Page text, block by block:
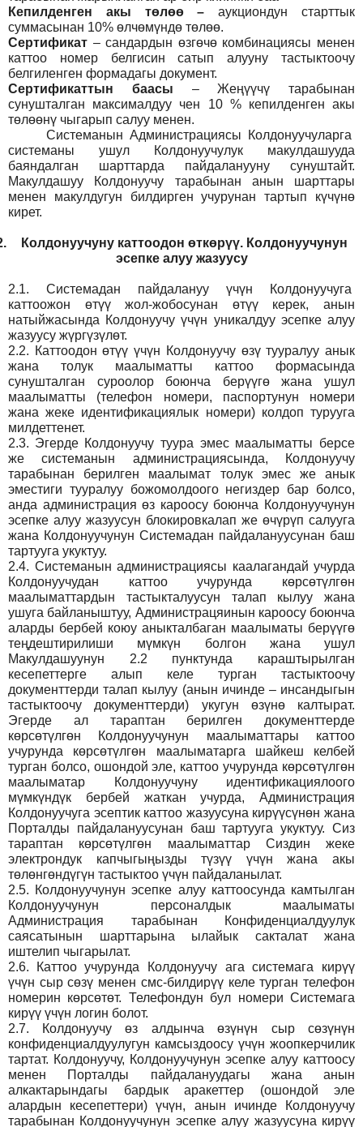
Кепилденген акы төлөө
–аукциондун старттык
суммасынан 10% өлчөмүндө төлөө.
Сертификат – сандардын өзгөчө комбинациясы менен
каттоо номер белгисин сатып алууну тастыктоочу
белгиленген формадагы документ.
Сертификаттын баасы – Жеңүүчү тарабынан
сунушталган максималдуу чен 10 % кепилденген акы
төлөөнү чыгарып салуу менен.
СистеманынАдминистрациясы Колдонуучуларга
системаны ушул Колдонуучулук макулдашууда
баяндалган шарттарда пайдаланууну сунуштайт.
Макулдашуу Колдонуучу тарабынан анын шарттары
менен макулдугун билдирген учурунан тартып күчүнө
кирет.
Колдонуучуну каттоодон өткөрүү. Колдонуучунун
эсепке алуу жазуусу
2.1.
Системадан пайдалануу үчүн Колдонуучуга
каттоожон өтүү жол-жобосунан өтүү керек, анын
натыйжасында Колдонуучу үчүн уникалдуу эсепке алуу
жазуусу жүргүзүлөт.
2.2. Каттоодон өтүү үчүн Колдонуучу өзү тууралуу анык
жана толук маалыматты каттоо формасында
сунушталган суроолор боюнча берүүгө жана ушул
маалыматты (телефон номери, паспортунун номери
жана жеке идентификациялык номери) колдоп турууга
милдеттенет.
2.3. Эгерде Колдонуучу туура эмес маалыматты берсе
же системанын администрациясында, Колдонуучу
тарабынан берилген маалымат толук эмес же анык
эместиги тууралуу божомолдоого негиздер бар болсо,
анда администрация өз кароосу боюнча Колдонуучунун
эсепке алуу жазуусун блокировкалап же өчүрүп салууга
жана Колдонуучунун Системадан пайдалануусунан баш
тартууга укуктуу.
2.4. Системанын администрациясы каалагандай учурда
Колдонуучудан каттоо учурунда көрсөтүлгөн
маалыматтардын тастыкталуусун талап кылуу жана
ушуга байланыштуу, Администрацяинын кароосу боюнча
аларды бербей коюу аныкталбаган маалыматы берүүгө
теңдештирилиши мүмкүн болгон жана ушул
Макулдашуунун 2.2 пунктунда караштырылган
кесепеттерге алып келе турган тастыктоочу
документтерди талап кылуу (анын ичинде – инсандыгын
тастыктоочу документтерди) укугун өзүнө калтырат.
Эгерде ал тараптан берилген документтерде
көрсөтүлгөн Колдонуучунун маалыматтары каттоо
учурунда көрсөтүлгөн маалыматарга шайкеш келбей
турган болсо, ошондой эле, каттоо учурунда көрсөтүлгөн
маалыматар Колдонуучуну идентификациялоого
мүмкүндүк бербей жаткан учурда, Администрация
Колдонуучуга эсептик каттоо жазуусуна кирүүсүнөн жана
Порталды пайдалануусунан баш тартууга укуктуу. Сиз
тараптан көрсөтүлгөн маалыматтар Сиздин жеке
электрондук капчыгыңызды түзүү үчүн жана акы
төлөнгөндүгүн тастыктоо үчүн пайдаланылат.
2.5. Колдонуучунун эсепке алуу каттоосунда камтылган
Колдонуучунун персоналдык маалыматы
Администрация тарабынан Конфиденциалдуулук
саясатынын шарттарына ылайык сакталат жана
иштелип чыгарылат.
2.6.
Каттоо учурунда Колдонуучу ага системага кирүү
үчүн сыр сөзү менен смс-билдирүү келе турган телефон
номерин көрсөтөт. Телефондун бул номери Системага
кирүү үчүн логин болот.
2.7.
Колдонуучу өз алдынча өзүнүн сыр сөзүнүн
конфиденциалдуулугун камсыздоосу үчүн жоопкерчилик
тартат. Колдонуучу, Колдонуучунун эсепке алуу каттоосу
менен Порталды пайдалануудагы жана анын
алкактарындагы бардык аракеттер (ошондой эле
алардын кесепеттери) үчүн, анын ичинде Колдонуучу
тарабынан Колдонуучунун эсепке алуу жазуусуна кирүү